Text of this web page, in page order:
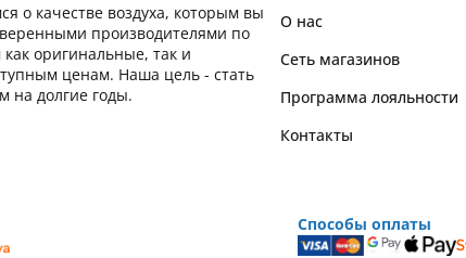
о качестве воздуха, которым вы
производителями по
оригинальные, так и
ценам. Наша цель - стать
на долгие годы.
О нас
Сеть магазинов
Программа лояльности
Контакты
Способы оплаты